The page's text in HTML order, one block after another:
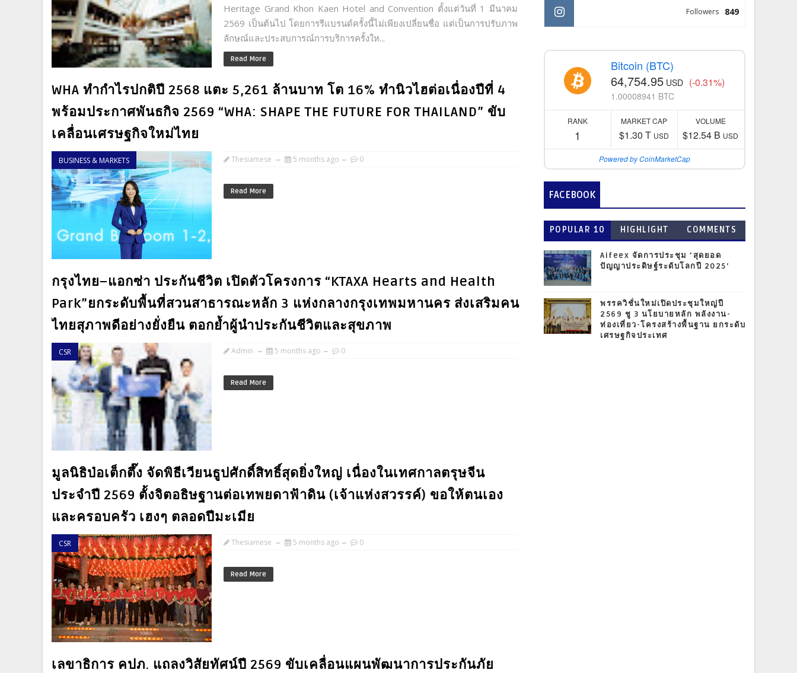
Heritage Grand Khon Kaen Hotel and Convention ตั้งแต่วันที่ 1 มีนาคม
2569 เป็นต้นไป โดยการรีแบรนด์ครั้งนี้ไม่เพียงเปลี่ยนชื่อ แต่เป็นการปรับภาพ
ลักษณ์และประสบการณ์การบริการครั้งให...
Read More
WHA ทำกำไรปกติปี 2568 แตะ 5,261 ล้านบาท โต 16% ทำนิวไฮต่อเนื่องปีที่ 4
พร้อมประกาศพันธกิจ 2569 “WHA: SHAPE THE FUTURE FOR THAILAND” ขับ
เคลื่อนเศรษฐกิจใหม่ไทย
BUSINESS & MARKETS Thesiamese 5 months ago 0
Read More
กรุงไทย–แอกซ่า ประกันชีวิต เปิดตัวโครงการ “KTAXA Hearts and Health
Park”ยกระดับพื้นที่สวนสาธารณะหลัก 3 แห่งกลางกรุงเทพมหานคร ส่งเสริมคน
ไทยสุภาพดีอย่างยั่งยืน ตอกย้ำผู้นำประกันชีวิตและสุขภาพ
CSR Admin 5 months ago 0
Read More
มูลนิธิป่อเต็กตึ๊ง จัดพิธีเวียนธูปศักดิ์สิทธิ์สุดยิ่งใหญ่ เนื่องในเทศกาลตรุษจีน
ประจำปี 2569 ตั้งจิตอธิษฐานต่อเทพยดาฟ้าดิน (เจ้าแห่งสวรรค์) ขอให้ตนเอง
และครอบครัว เฮงๆ ตลอดปีมะเมีย
CSR Thesiamese 5 months ago 0
Read More
เลขาธิการ คปภ. แถลงวิสัยทัศน์ปี 2569 ขับเคลื่อนแผนพัฒนาการประกันภัย
849
Followers
Bitcoin (BTC)
64,754.95 USD (-0.31%)
1.00008941 BTC
RANK
1
MARKET CAP
$1.30 T USD
VOLUME
$12.54 B USD
Powered by CoinMarketCap
FACEBOOK
POPULAR 10 HIGHLIGHT COMMENTS
Aifeex จัดการประชุม ‘สุดยอด
ปัญญาประดิษฐ์ระดับโลกปี 2025‘
พรรควิชั่นใหม่เปิดประชุมใหญ่ปี
2569 ชู 3 นโยบายหลัก พลังงาน-
ท่องเที่ยว-โครงสร้างพื้นฐาน ยกระดับ
เศรษฐกิจประเทศ